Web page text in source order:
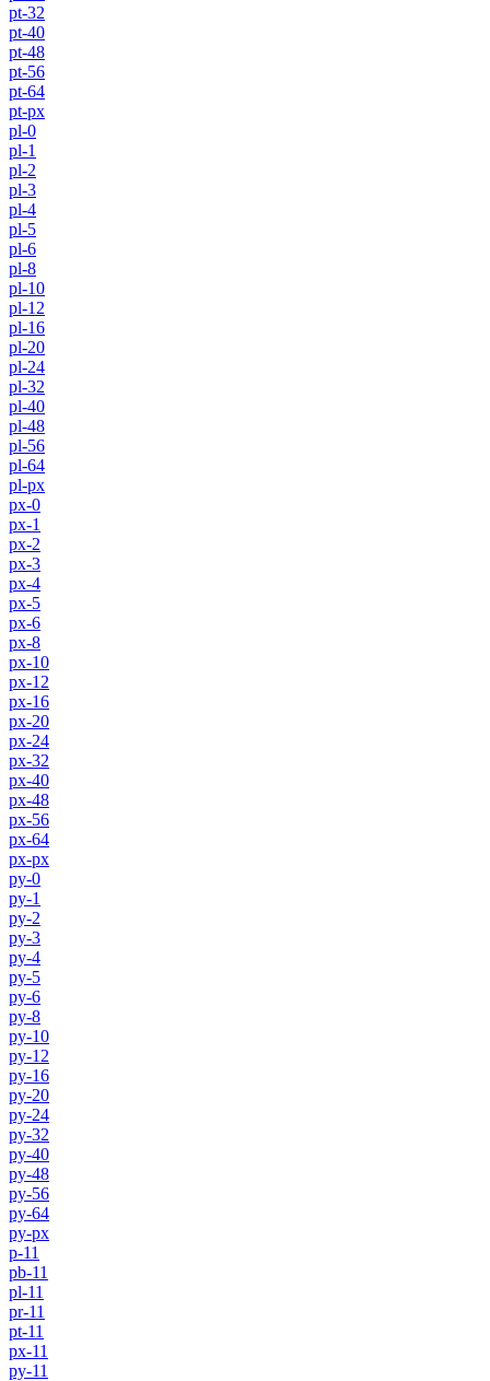
pt-32
pt-40
pt-48
pt-56
pt-64
pt-px
pl-0
pl-1
pl-2
pl-3
pl-4
pl-5
pl-6
pl-8
pl-10
pl-12
pl-16
pl-20
pl-24
pl-32
pl-40
pl-48
pl-56
pl-64
pl-px
px-0
px-1
px-2
px-3
px-4
px-5
px-6
px-8
px-10
px-12
px-16
px-20
px-24
px-32
px-40
px-48
px-56
px-64
px-px
py-0
py-1
py-2
py-3
py-4
py-5
py-6
py-8
py-10
py-12
py-16
py-20
py-24
py-32
py-40
py-48
py-56
py-64
py-px
p-11
pb-11
pl-11
pr-11
pt-11
px-11
py-11